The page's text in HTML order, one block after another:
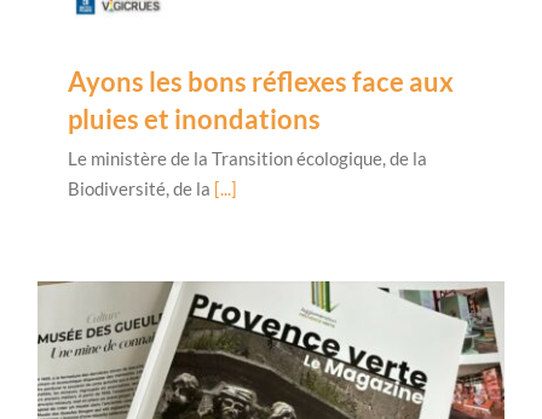
Ayons les bons réflexes face aux
pluies et inondations
Le ministère de la Transition écologique, de la
Biodiversité, de la [...]